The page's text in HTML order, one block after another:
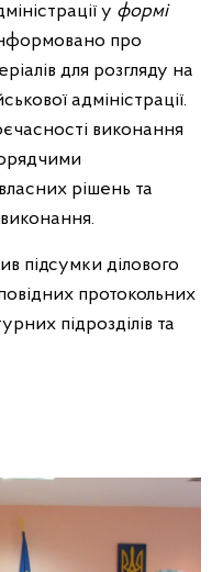
у формі
про
для розгляду на
адміністрації.
виконання
рішень та
підсумки ділового
протокольних
підрозділів та